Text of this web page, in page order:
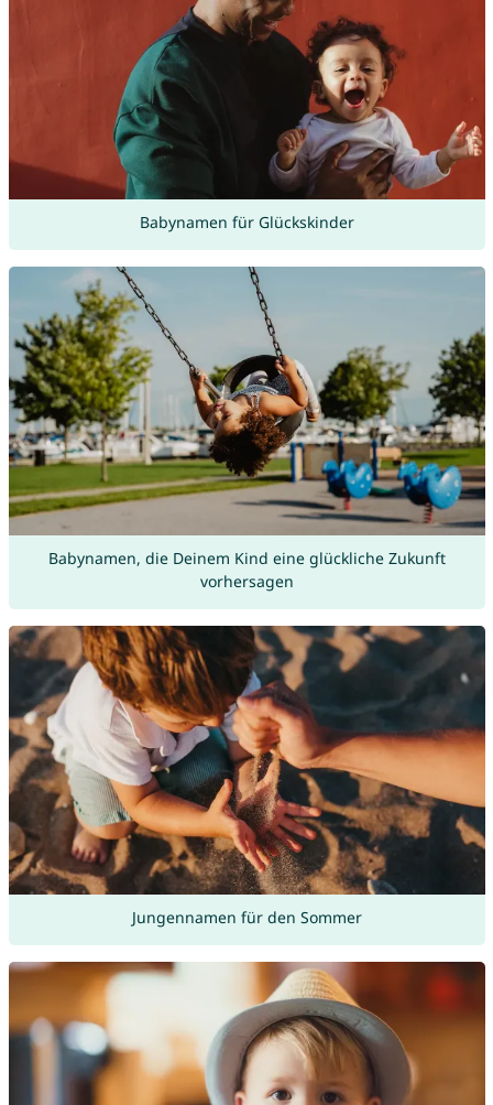
Babynamen für Glückskinder
Babynamen, die Deinem Kind eine glückliche Zukunft
vorhersagen
Jungennamen für den Sommer